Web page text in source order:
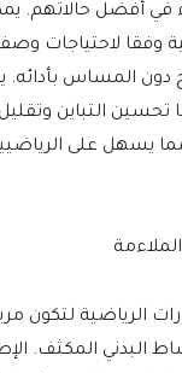
في أفضل حالاتهم.
وفقا لاحتياجات
دون المساس
التباين وتقليل
يسهل على
الرياضية لتكون
البدني المكثف.